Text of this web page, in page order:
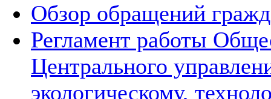
Обзор обращений
Регламент работы
Центрального
экологическому,